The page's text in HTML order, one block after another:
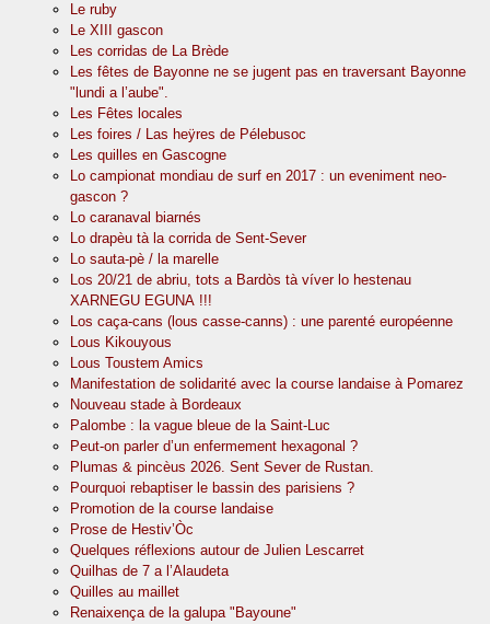
Le ruby
Le XIII gascon
Les corridas de La Brède
Les fêtes de Bayonne ne se jugent pas en traversant Bayonne
"lundi a l’aube".
Les Fêtes locales
Les foires / Las heÿres de Pélebusoc
Les quilles en Gascogne
Lo campionat mondiau de surf en 2017 : un eveniment neo-
gascon ?
Lo caranaval biarnés
Lo drapèu tà la corrida de Sent-Sever
Lo sauta-pè / la marelle
Los 20/21 de abriu, tots a Bardòs tà víver lo hestenau
XARNEGU EGUNA !!!
Los caça-cans (lous casse-canns) : une parenté européenne
Lous Kikouyous
Lous Toustem Amics
Manifestation de solidarité avec la course landaise à Pomarez
Nouveau stade à Bordeaux
Palombe : la vague bleue de la Saint-Luc
Peut-on parler d’un enfermement hexagonal ?
Plumas & pincèus 2026. Sent Sever de Rustan.
Pourquoi rebaptiser le bassin des parisiens ?
Promotion de la course landaise
Prose de Hestiv’Òc
Quelques réflexions autour de Julien Lescarret
Quilhas de 7 a l’Alaudeta
Quilles au maillet
Renaixença de la galupa "Bayoune"